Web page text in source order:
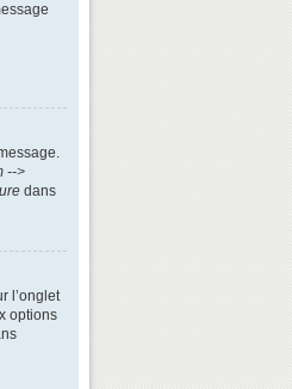
-->
dans
l’onglet
options